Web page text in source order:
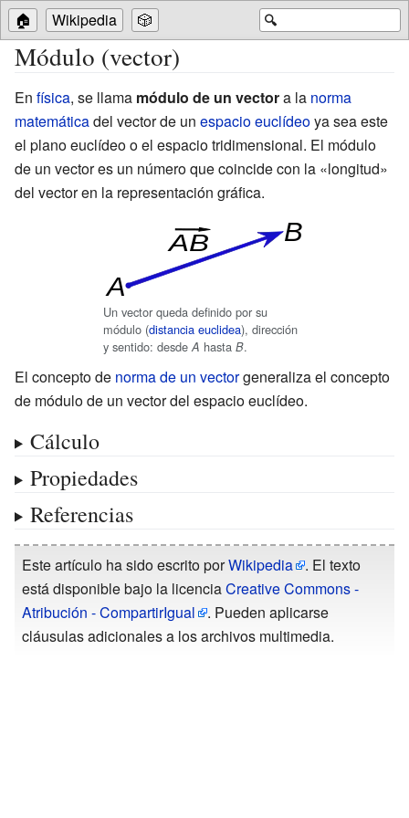
🔍
🏠 Wikipedia 🎲
Módulo (vector)
En física, se llama módulo de un vectora la norma
matemáticadel vector de un espacio euclídeoya sea este
el plano euclídeo o el espacio tridimensional. El módulo
de un vector es un número que coincide con la «longitud»
del vector en la representación gráfica.
Un vector queda definido por su
módulo (distancia euclidea), dirección
y sentido: desdeA hasta B.
El concepto de norma de un vectorgeneraliza el concepto
de módulo de un vector del espacio euclídeo.
Cálculo
Propiedades
Referencias
Este artículo ha sido escrito porWikipedia
. El texto
está disponible bajo la licenciaCreative Commons -
Atribución - CompartirIgual
. Pueden aplicarse
cláusulas adicionales a los archivos multimedia.